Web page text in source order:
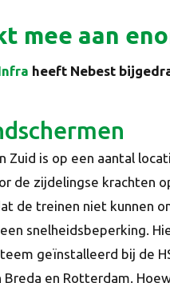
mee aan
heeft Nebest
Zuid is op een aantal
de zijdelingse krachten
de treinen niet kunnen
snelheidsbeperking.
geïnstalleerd bij de
Breda en Rotterdam.